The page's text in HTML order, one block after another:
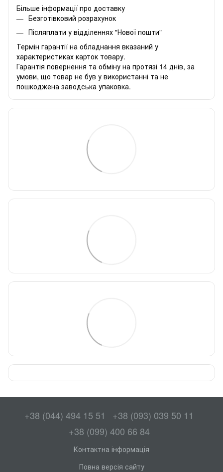
Більше інформації про доставку
Безготівковий розрахунок
Післяплати у відділеннях "Нової пошти"
Термін гарантії на обладнання вказаний у
характеристиках карток товару.
Гарантія повернення та обміну на протязі 14 днів, за
умови, що товар не був у використанні та не
пошкоджена заводська упаковка.
+38 (044) 494 15 51
+38 (093) 039 50 11
+38 (099) 400 66 84
Контактна інформація
Повна версія сайту